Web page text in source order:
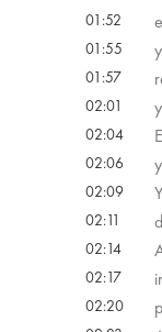
01:52
01:55
01:57
02:01
02:04
02:06
02:09
02:11
02:14
02:17
02:20